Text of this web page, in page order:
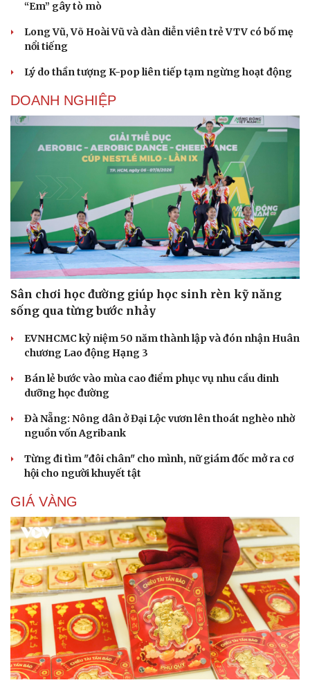
Du lịch
Podcast
“Em” gây tò mò
Long Vũ, Võ Hoài Vũ và dàn diễn viên trẻ VTV có bố mẹ
nổi tiếng
Lý do thần tượng K-pop liên tiếp tạm ngừng hoạt động
DOANH NGHIỆP
Sân chơi học đường giúp học sinh rèn kỹ năng
sống qua từng bước nhảy
EVNHCMC kỷ niệm 50 năm thành lập và đón nhận Huân
chương Lao động Hạng 3
Bán lẻ bước vào mùa cao điểm phục vụ nhu cầu dinh
dưỡng học đường
Đà Nẵng: Nông dân ở Đại Lộc vươn lên thoát nghèo nhờ
nguồn vốn Agribank
Từng đi tìm "đôi chân" cho mình, nữ giám đốc mở ra cơ
hội cho người khuyết tật
GIÁ VÀNG